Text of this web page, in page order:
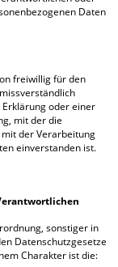
Daten
freiwillig für den
oder einer
mit der die
der Verarbeitung
einverstanden ist.
sonstiger in
Datenschutzgesetze
Charakter ist die: